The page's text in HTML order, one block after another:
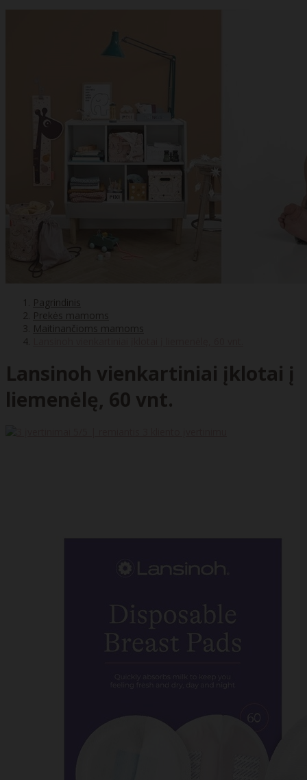
Pagrindinis
Prekės mamoms
Maitinančioms mamoms
Lansinoh vienkartiniai įklotai į
liemenėlę, 60 vnt.